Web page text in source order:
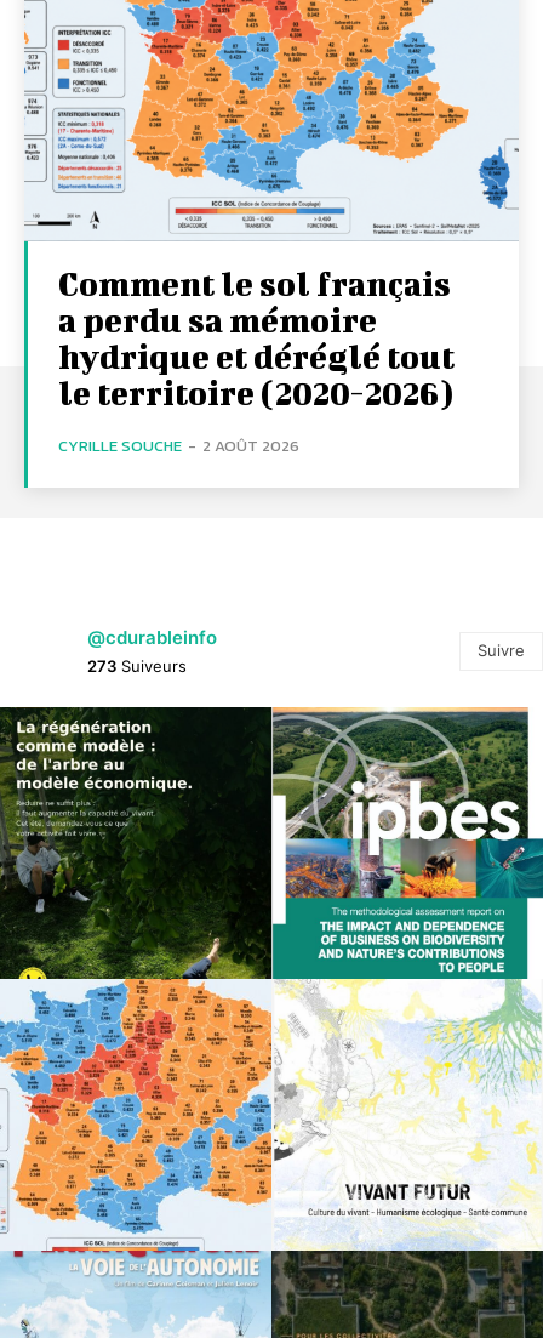
Comment le sol français
a perdu sa mémoire
hydrique et déréglé tout
le territoire (2020-2026)
CYRILLE SOUCHE - 2 AOÛT 2026
@cdurableinfo
273 Suiveurs
Suivre